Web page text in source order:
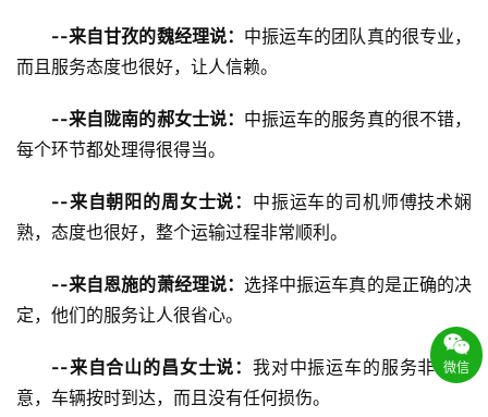
--来自甘孜的魏经理说： 中振运车的团队真的很专业，
而且服务态度也很好，让人信赖。
--来自陇南的郝女士说： 中振运车的服务真的很不错，
每个环节都处理得很得当。
--来自朝阳的周女士说： 中振运车的司机师傅技术娴
熟，态度也很好，整个运输过程非常顺利。
--来自恩施的萧经理说： 选择中振运车真的是正确的决
定，他们的服务让人很省心。
--来自合山的昌女士说： 我对中振运车的服务非常满
意，车辆按时到达，而且没有任何损伤。
微信